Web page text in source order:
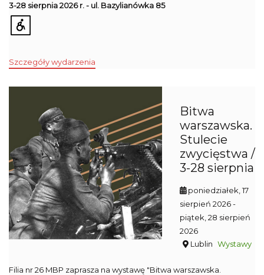
3-28 sierpnia 2026 r. - ul. Bazylianówka 85
Szczegóły wydarzenia
Bitwa
warszawska.
Stulecie
zwycięstwa /
3-28 sierpnia
poniedziałek, 17
sierpień 2026-
piątek, 28 sierpień
2026
Lublin Wystawy
Filia nr 26 MBP zaprasza na wystawę "Bitwa warszawska.